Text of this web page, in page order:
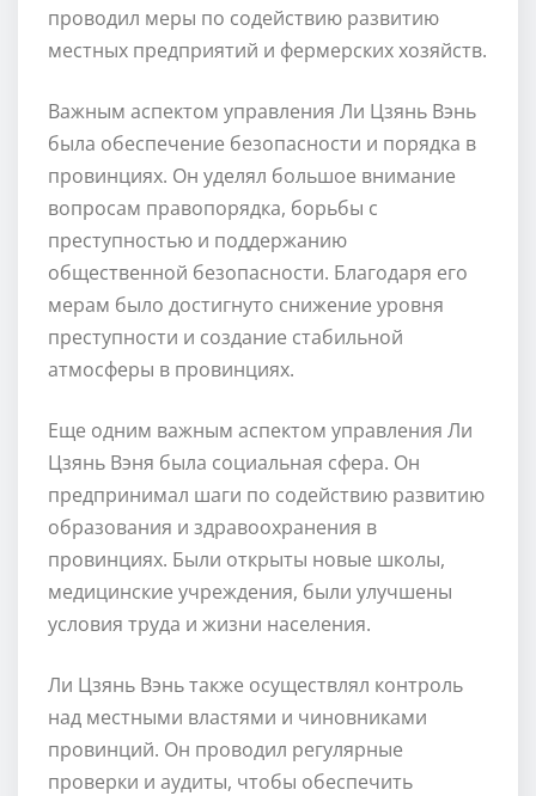
проводил меры по содействию развитию
местных предприятий и фермерских хозяйств.
Важным аспектом управления Ли Цзянь Вэнь
была обеспечение безопасности и порядка в
провинциях. Он уделял большое внимание
вопросам правопорядка, борьбы с
преступностью и поддержанию
общественной безопасности. Благодаря его
мерам было достигнуто снижение уровня
преступности и создание стабильной
атмосферы в провинциях.
Еще одним важным аспектом управления Ли
Цзянь Вэня была социальная сфера. Он
предпринимал шаги по содействию развитию
образования и здравоохранения в
провинциях. Были открыты новые школы,
медицинские учреждения, были улучшены
условия труда и жизни населения.
Ли Цзянь Вэнь также осуществлял контроль
над местными властями и чиновниками
провинций. Он проводил регулярные
проверки и аудиты, чтобы обеспечить